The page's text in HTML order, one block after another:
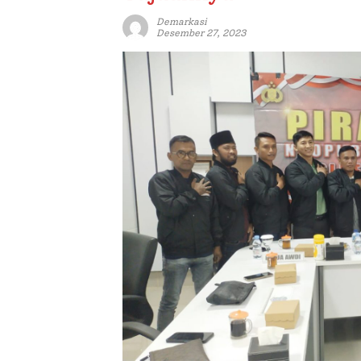
Demarkasi
Desember 27, 2023